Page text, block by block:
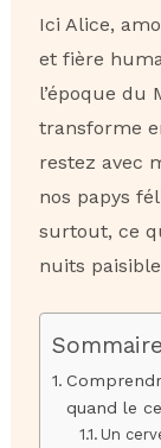
Ici Alice,
et fière
l’époque du
transforme
restez avec
nos papys
surtout, ce
nuits
Sommaire
quand le
Un